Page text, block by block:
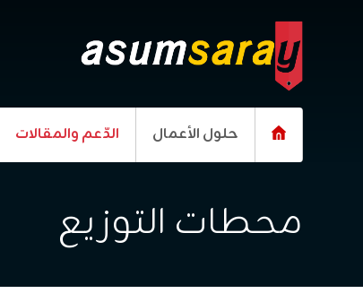
حلول الأعمال الدّعم والمقالات
محطات التوزيع